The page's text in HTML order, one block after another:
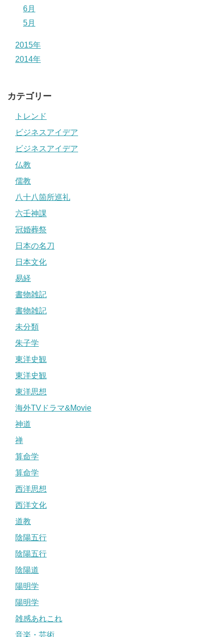
6月
5月
2015年
2014年
カテゴリー
トレンド
ビジネスアイデア
ビジネスアイデア
仏教
儒教
八十八箇所巡礼
六壬神課
冠婚葬祭
日本の名刀
日本文化
易経
書物雑記
書物雑記
未分類
朱子学
東洋史観
東洋史観
東洋思想
海外TVドラマ&Movie
神道
禅
算命学
算命学
西洋思想
西洋文化
道教
陰陽五行
陰陽五行
陰陽道
陽明学
陽明学
雑感あれこれ
音楽・芸術